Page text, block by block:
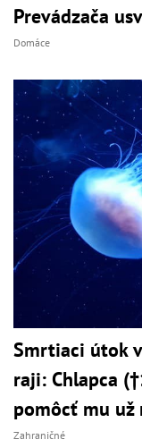
Prevádzača
Domáce
Smrtiaci útok
raji: Chlapca
pomôcť mu už
Zahraničné